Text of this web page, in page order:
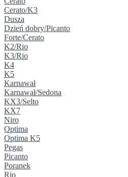
Cerato/K3
Dusza
Dzień dobry/Picanto
Forte/Cerato
K2/Rio
K3/Rio
K4
K5
Karnawał
Karnawał/Sedona
KX3/Selto
KX7
Niro
Optima
Optima K5
Pegas
Picanto
Poranek
Rio